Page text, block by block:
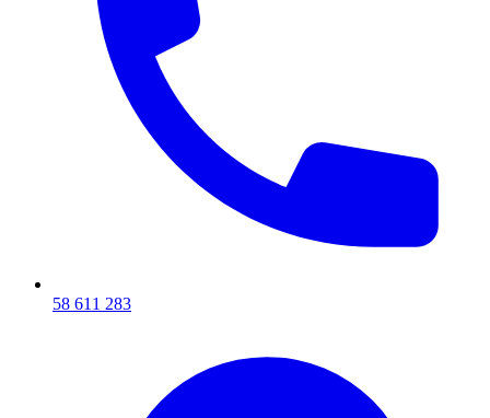
58 611 283